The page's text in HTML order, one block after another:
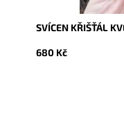
SVÍCEN KŘIŠŤÁL
680 Kč